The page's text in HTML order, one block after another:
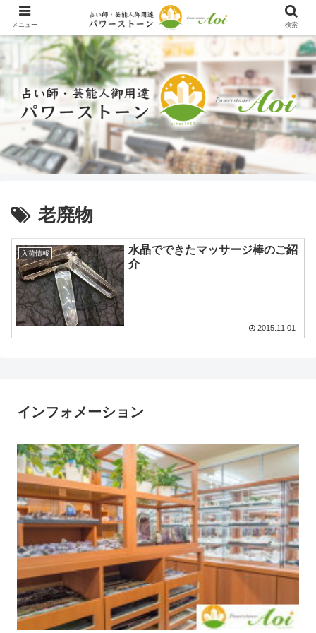
老廃物
入荷情報
水晶でできたマッサージ棒のご紹
介
2015.11.01
インフォメーション
メニュー 検索